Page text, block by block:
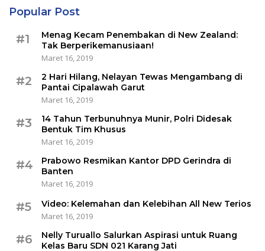
Popular Post
#1
Menag Kecam Penembakan di New Zealand:
Tak Berperikemanusiaan!
Maret 16, 2019
#2
2 Hari Hilang, Nelayan Tewas Mengambang di
Pantai Cipalawah Garut
Maret 16, 2019
#3
14 Tahun Terbunuhnya Munir, Polri Didesak
Bentuk Tim Khusus
Maret 16, 2019
#4
Prabowo Resmikan Kantor DPD Gerindra di
Banten
Maret 16, 2019
#5
Video: Kelemahan dan Kelebihan All New Terios
Maret 16, 2019
#6
Nelly Turuallo Salurkan Aspirasi untuk Ruang
Kelas Baru SDN 021 Karang Jati